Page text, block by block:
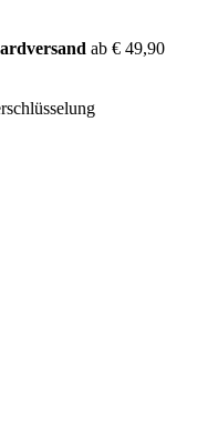
ab € 49,90